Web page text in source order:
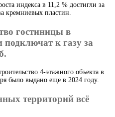
индекса в 11,2 % достигли за
кремниевых пластин.
гостиницы в
к газу за
4-этажного объекта в
было выдано еще в 2024 году.
территорий всё